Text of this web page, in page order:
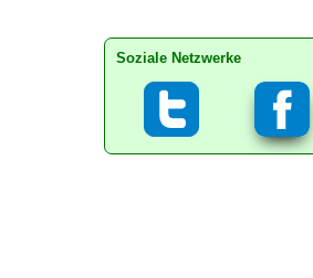
Soziale Netzwerke